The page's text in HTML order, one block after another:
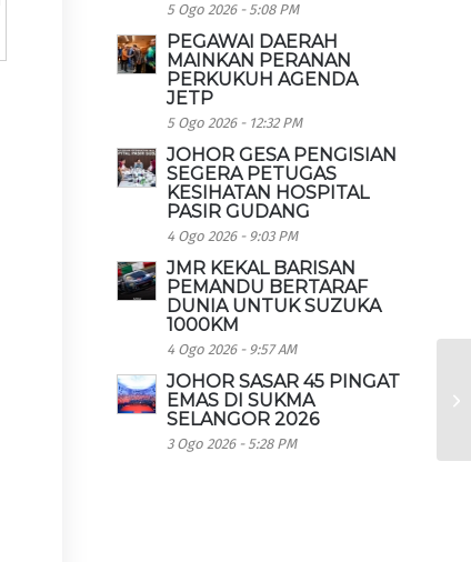
5 Ogo 2026 - 5:08 PM
PEGAWAI DAERAH
MAINKAN PERANAN
PERKUKUH AGENDA
JETP
5 Ogo 2026 - 12:32 PM
JOHOR GESA PENGISIAN
SEGERA PETUGAS
KESIHATAN HOSPITAL
PASIR GUDANG
4 Ogo 2026 - 9:03 PM
JMR KEKAL BARISAN
PEMANDU BERTARAF
DUNIA UNTUK SUZUKA
1000KM
4 Ogo 2026 - 9:57 AM
JOHOR SASAR 45 PINGAT
EMAS DI SUKMA
SELANGOR 2026
3 Ogo 2026 - 5:28 PM